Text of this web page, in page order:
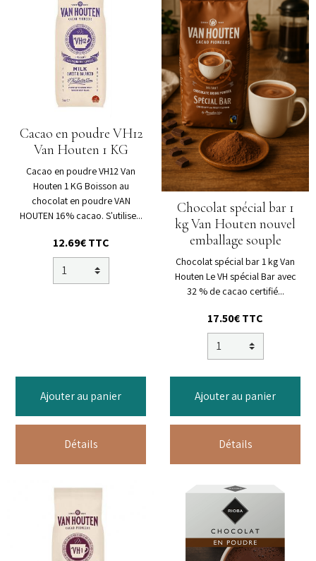
Cacao en poudre VH12
Van Houten 1 KG
Cacao en poudre VH12 Van
Houten 1 KG Boisson au
chocolat en poudre VAN
HOUTEN 16% cacao. S'utilise...
12.69€ TTC
Ajouter au panier
Détails
Chocolat spécial bar 1
kg Van Houten nouvel
emballage souple
Chocolat spécial bar 1 kg Van
Houten Le VH spécial Bar avec
32 % de cacao certifié...
17.50€ TTC
Ajouter au panier
Détails